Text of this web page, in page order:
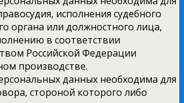
исполнения судебного
органа или должностного лица,
в соответствии
Российской Федерации
производстве.
данных необходима для
стороной которого либо